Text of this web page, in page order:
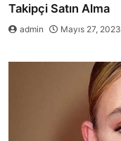
Takipçi Satın Alma
admin Mayıs 27, 2023